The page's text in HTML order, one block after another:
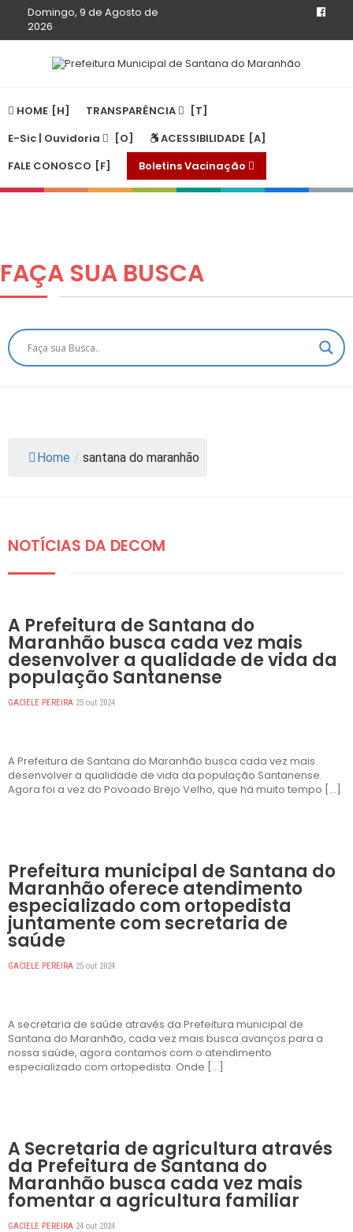
Domingo, 9 de Agosto de
2026
HOME
TRANSPARÊNCIA
E-Sic | Ouvidoria
ACESSIBILIDADE
FALE CONOSCO
Boletins Vacinação
FAÇA SUA BUSCA
Home / santana do maranhão
NOTÍCIAS DA DECOM
A Prefeitura de Santana do
Maranhão busca cada vez mais
desenvolver a qualidade de vida da
população Santanense
GACIELE PEREIRA 25 out 2024
A Prefeitura de Santana do Maranhão busca cada vez mais
desenvolver a qualidade de vida da população Santanense.
Agora foi a vez do Povoado Brejo Velho, que há muito tempo […]
Prefeitura municipal de Santana do
Maranhão oferece atendimento
especializado com ortopedista
juntamente com secretaria de
saúde
GACIELE PEREIRA 25 out 2024
A secretaria de saúde através da Prefeitura municipal de
Santana do Maranhão, cada vez mais busca avanços para a
nossa saúde, agora contamos com o atendimento
especializado com ortopedista. Onde […]
A Secretaria de agricultura através
da Prefeitura de Santana do
Maranhão busca cada vez mais
fomentar a agricultura familiar
GACIELE PEREIRA 24 out 2024